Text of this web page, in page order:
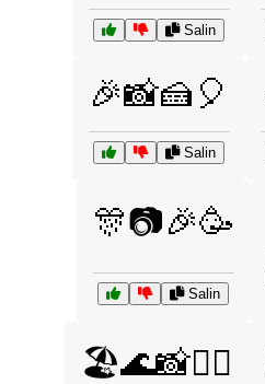
Salin
🎉📸🍰🎈
Salin
🎊📷🎉🥳
Salin
🏖️🌊📸🏄‍♀️